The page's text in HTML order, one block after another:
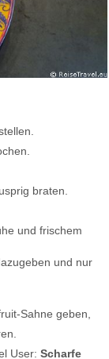
braten.
und frischem
und nur
Sahne geben,
User: Scharfe